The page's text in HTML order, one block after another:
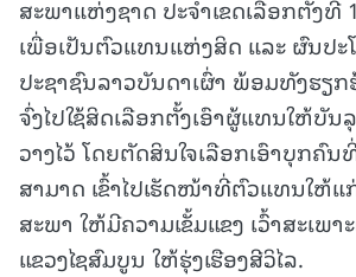
ສະພາແຫ່ງຊາດ ປະຈໍາເຂດເລືອກຕັ້ງທີ
ເພື່ອເປັນຕົວແທນແຫ່ງສິດ ແລະ ຜົນປະ
ປະຊາຊົນລາວບັນດາເຜົ່າ ພ້ອມທັງຮຽກ
ຈົ່ງໄປໃຊ້ສິດເລືອກຕັ້ງເອົາຜູ້ແທນໃຫ້ບັ
ວາງໄວ້ ໂດຍຕັດສິນໃຈເລືອກເອົາບຸກຄົ
ສາມາດ ເຂົ້າໄປເຮັດໜ້າທີ່ຕົວແທນໃຫ້ແ
ສະພາ ໃຫ້ມີຄວາມເຂັ້ມແຂງ ເວົ້າສະເພ
ແຂວງໄຊສົມບູນ ໃຫ້ຮຸ່ງເຮືອງສີວິໄລ.